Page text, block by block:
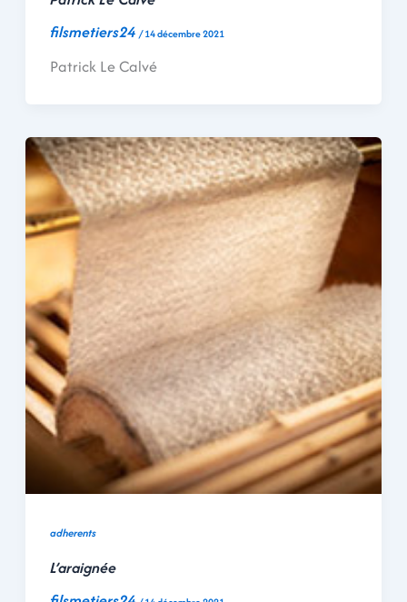
filsmetiers24 /14 décembre 2021
Patrick Le Calvé
adherents
L’araignée